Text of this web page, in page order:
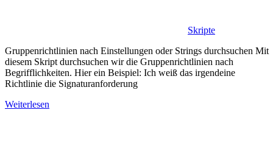
Skripte
Gruppenrichtlinien nach Einstellungen oder Strings durchsuchen Mit
diesem Skript durchsuchen wir die Gruppenrichtlinien nach
Begrifflichkeiten. Hier ein Beispiel: Ich weiß das irgendeine
Richtlinie die Signaturanforderung
Weiterlesen